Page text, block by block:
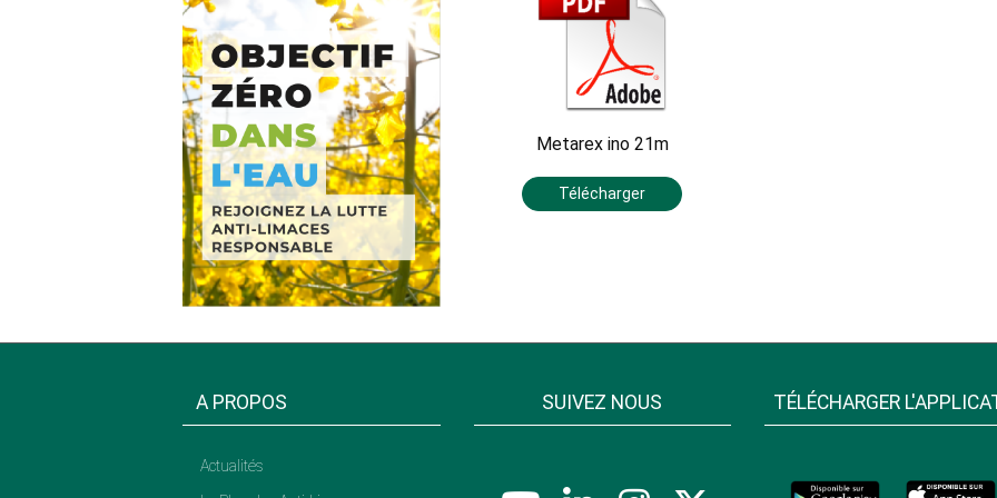
Metarex ino 21m
Télécharger
A PROPOS
Actualités
SUIVEZ NOUS TÉLÉCHARGER